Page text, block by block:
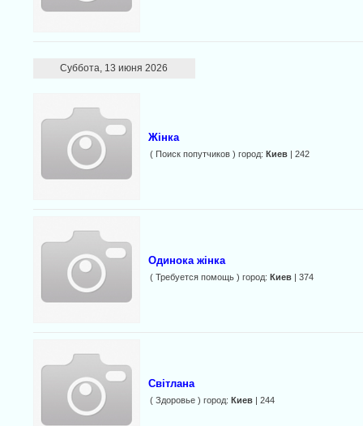
Суббота, 13 июня 2026
Жінка
( Поиск попутчиков ) город: Киев| 242
Одинока жінка
( Требуется помощь ) город: Киев| 374
Світлана
( Здоровье ) город: Киев| 244